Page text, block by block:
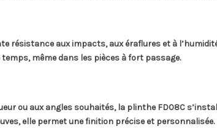
résistance aux impacts, aux éraflures et à
même dans les pièces à fort passage.
ou aux angles souhaités, la plinthe FD08C
elle permet une finition précise et personnalisée.